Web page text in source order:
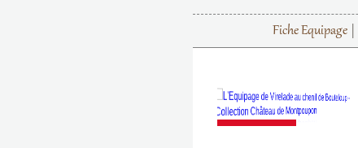
Fiche Equipage